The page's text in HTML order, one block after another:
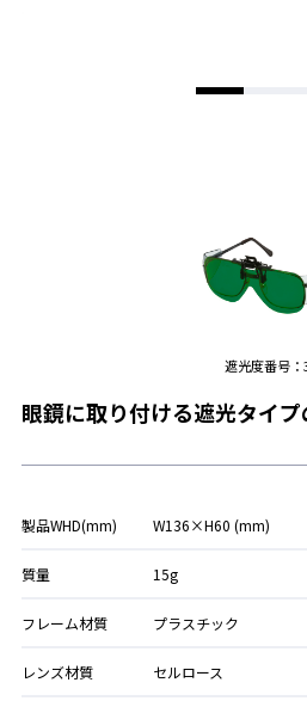
遮光度番号：
眼鏡に取り付ける遮光タイプ
製品WHD(mm) W136×H60 (mm)
質量 15g
フレーム材質 プラスチック
レンズ材質 セルロース